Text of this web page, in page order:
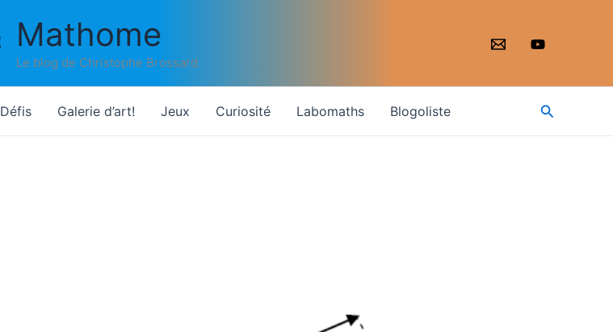
Mathome
Le blog de Christophe Brossard
Défis Galerie d’art! Jeux Curiosité Labomaths Blogoliste